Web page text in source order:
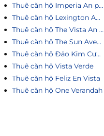
Thuê căn hộ Imperia An phú
Thuê căn hộ Lexington An Phú
Thuê căn hộ The Vista An Phú
Thuê căn hộ The Sun Avenue
Thuê căn hộ Đảo Kim Cương
Thuê căn hộ Vista Verde
Thuê căn hộ Feliz En Vista
Thuê căn hộ One Verandah